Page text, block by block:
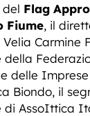
Flag
Fiume, il
Carmine
della
delle
Biondo, il
di AssoIttica